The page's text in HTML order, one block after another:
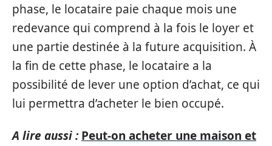
phase, le locataire paie chaque mois une
redevance qui comprend à la fois le loyer et
une partie destinée à la future acquisition. À
la fin de cette phase, le locataire a la
possibilité de lever une option d’achat, ce qui
lui permettra d’acheter le bien occupé.
A lire aussi : Peut-on acheter une maison et